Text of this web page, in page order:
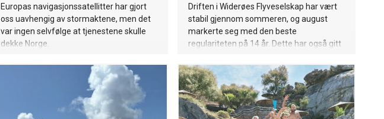
Europas navigasjonssatellitter har gjort
oss uavhengig av stormaktene, men det
var ingen selvfølge at tjenestene skulle
dekke Norge.
Driften i Widerøes Flyveselskap har vært
stabil gjennom sommeren, og august
markerte seg med den beste
regulariteten på 14 år. Dette har også gitt
var noe lavere enn i august 2024, men
kabinfaktoren økte.